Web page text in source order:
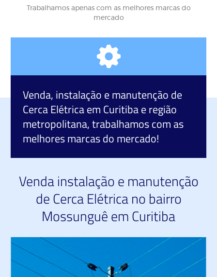
Trabalhamos apenas com as melhores marcas do
mercado
Venda, instalação e manutenção de
Cerca Elétricaem Curitiba e região
metropolitana, trabalhamos com as
melhores marcas do mercado!
Venda instalação e manutenção
de Cerca Elétrica no bairro
Mossunguê em Curitiba